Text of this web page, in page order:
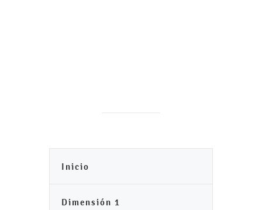
Inicio
Dimensión 1